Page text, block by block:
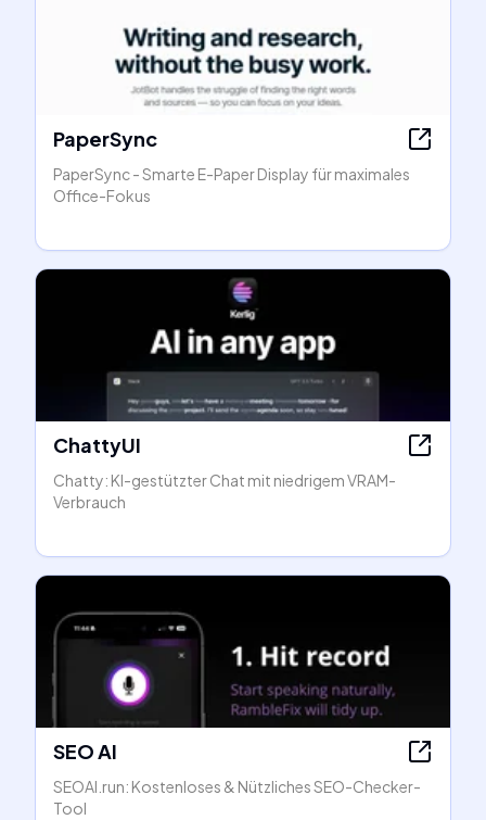
PaperSync
PaperSync - Smarte E-Paper Display für maximales
Office-Fokus
ChattyUI
Chatty: KI-gestützter Chat mit niedrigem VRAM-
Verbrauch
SEO AI
SEOAI.run: Kostenloses & Nützliches SEO-Checker-
Tool